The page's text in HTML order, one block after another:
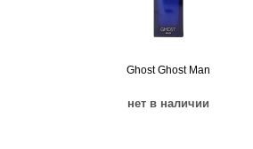
Ghost Ghost Man
нет в наличии